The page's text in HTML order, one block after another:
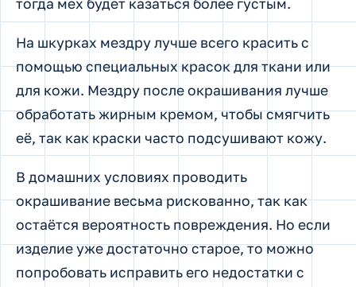
тогда мех будет казаться более густым.
На шкурках мездру лучше всего красить с
помощью специальных красок для ткани или
для кожи. Мездру после окрашивания лучше
обработать жирным кремом, чтобы смягчить
её, так как краски часто подсушивают кожу.
В домашних условиях проводить
окрашивание весьма рискованно, так как
остаётся вероятность повреждения. Но если
изделие уже достаточно старое, то можно
попробовать исправить его недостатки с